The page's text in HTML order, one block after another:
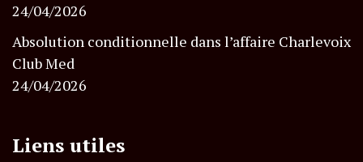
24/04/2026
Absolution conditionnelle dans l’affaire Charlevoix
Club Med
24/04/2026
Liens utiles